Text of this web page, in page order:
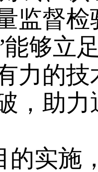
监督
能够立
力的
，助
的实施